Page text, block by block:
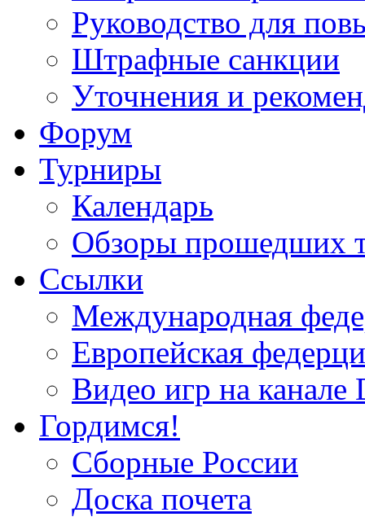
Руководство для
Штрафные санкции
Уточнения и
Форум
Турниры
Календарь
Обзоры прошедших
Ссылки
Международная
Европейская
Видео игр на
Гордимся!
Сборные России
Доска почета